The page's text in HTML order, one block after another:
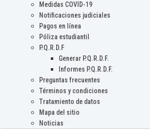
Medidas COVID-19
Notificaciones judiciales
Pagos en línea
Póliza estudiantil
P.Q.R.D.F
Generar P.Q.R.D.F.
Informes P.Q.R.D.F.
Preguntas frecuentes
Términos y condiciones
Tratamiento de datos
Mapa del sitio
Noticias